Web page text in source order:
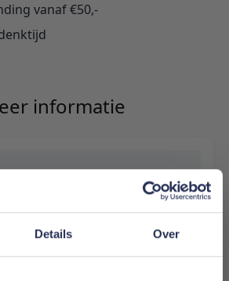
Details Over
vanaf €50,-
informatie